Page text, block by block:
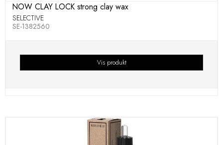
NOW CLAY LOCK strong clay wax
SELECTIVE
SE-1382560
Vis produkt